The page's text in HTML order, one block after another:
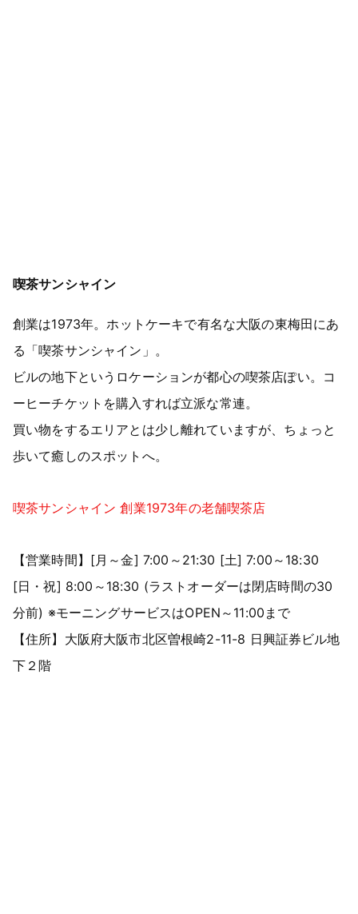
喫茶サンシャイン
創業は1973年。ホットケーキで有名な大阪の東梅田にあ
る「喫茶サンシャイン」。
ビルの地下というロケーションが都心の喫茶店ぽい。コ
ーヒーチケットを購入すれば立派な常連。
買い物をするエリアとは少し離れていますが、ちょっと
歩いて癒しのスポットへ。
喫茶サンシャイン 創業1973年の老舗喫茶店
【営業時間】[月～金] 7:00～21:30 [土] 7:00～18:30
[日・祝] 8:00～18:30 (ラストオーダーは閉店時間の30
分前) ※モーニングサービスはOPEN～11:00まで
【住所】大阪府大阪市北区曽根崎2-11-8 日興証券ビル地
下２階